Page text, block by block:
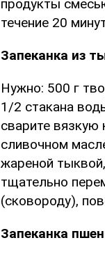
продукты
течение 20
Запеканка из
Нужно: 500 г
1/2 стакана
сварите вязкую
сливочном
жареной
тщательно
(сковороду),
Запеканка